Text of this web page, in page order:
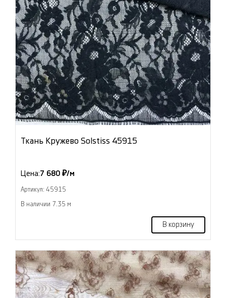
Ткань Кружево Solstiss 45915
Цена:7 680 ₽/м
Артикул: 45915
В наличии 7.35 м
В корзину